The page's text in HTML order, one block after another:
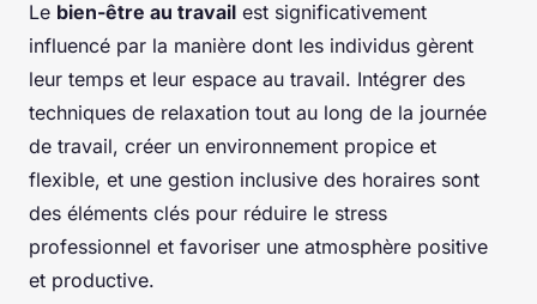
Le bien-être au travail est significativement
influencé par la manière dont les individus gèrent
leur temps et leur espace au travail. Intégrer des
techniques de relaxation tout au long de la journée
de travail, créer un environnement propice et
flexible, et une gestion inclusive des horaires sont
des éléments clés pour réduire le stress
professionnel et favoriser une atmosphère positive
et productive.